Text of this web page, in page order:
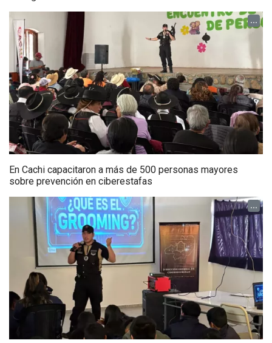
...
En Cachi capacitaron a más de 500 personas mayores
sobre prevención en ciberestafas
...